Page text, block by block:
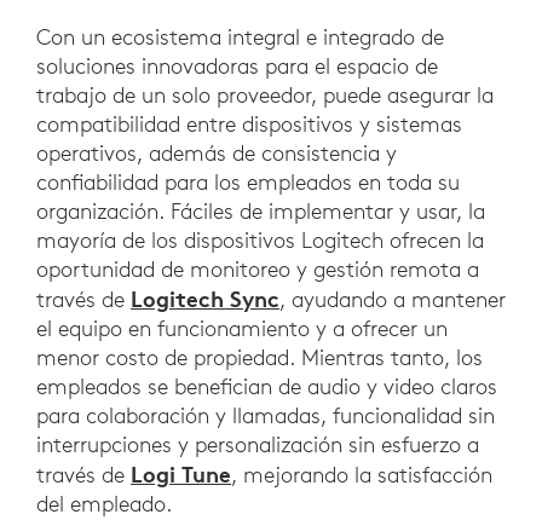
Con un ecosistema integral e integrado de
soluciones innovadoras para el espacio de
trabajo de un solo proveedor, puede asegurar la
compatibilidad entre dispositivos y sistemas
operativos, además de consistencia y
confiabilidad para los empleados en toda su
organización. Fáciles de implementar y usar, la
mayoría de los dispositivos Logitech ofrecen la
oportunidad de monitoreo y gestión remota a
través de Logitech Sync, ayudando a mantener
el equipo en funcionamiento y a ofrecer un
menor costo de propiedad. Mientras tanto, los
empleados se benefician de audio y video claros
para colaboración y llamadas, funcionalidad sin
interrupciones y personalización sin esfuerzo a
través de Logi Tune, mejorando la satisfacción
del empleado.